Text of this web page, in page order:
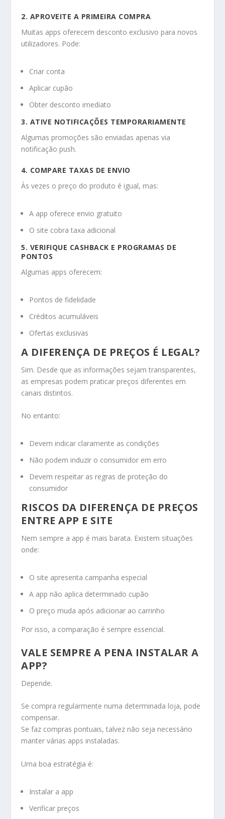
2. APROVEITE A PRIMEIRA COMPRA
Muitas apps oferecem desconto exclusivo para novos
utilizadores. Pode:
Criar conta
Aplicar cupão
Obter desconto imediato
3. ATIVE NOTIFICAÇÕES TEMPORARIAMENTE
Algumas promoções são enviadas apenas via
notificação push.
4. COMPARE TAXAS DE ENVIO
Às vezes o preço do produto é igual, mas:
A app oferece envio gratuito
O site cobra taxa adicional
5. VERIFIQUE CASHBACK E PROGRAMAS DE
PONTOS
Algumas apps oferecem:
Pontos de fidelidade
Créditos acumuláveis
Ofertas exclusivas
A DIFERENÇA DE PREÇOS É LEGAL?
Sim. Desde que as informações sejam transparentes,
as empresas podem praticar preços diferentes em
canais distintos.
No entanto:
Devem indicar claramente as condições
Não podem induzir o consumidor em erro
Devem respeitar as regras de proteção do
consumidor
RISCOS DA DIFERENÇA DE PREÇOS
ENTRE APP E SITE
Nem sempre a app é mais barata. Existem situações
onde:
O site apresenta campanha especial
A app não aplica determinado cupão
O preço muda após adicionar ao carrinho
Por isso, a comparação é sempre essencial.
VALE SEMPRE A PENA INSTALAR A
APP?
Depende.
Se compra regularmente numa determinada loja, pode
compensar.
Se faz compras pontuais, talvez não seja necessário
manter várias apps instaladas.
Uma boa estratégia é:
Instalar a app
Verificar preços